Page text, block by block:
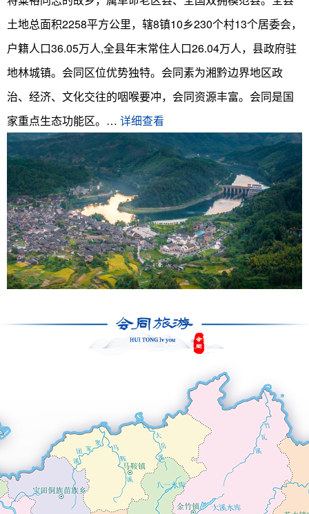
土地总面积2258平方公里，辖8镇10乡230个村13个居委会，
户籍人口36.05万人,全县年末常住人口26.04万人，县政府驻
地林城镇。会同区位优势独特。会同素为湘黔边界地区政
治、经济、文化交往的咽喉要冲，会同资源丰富。会同是国
家重点生态功能区。… 详细查看